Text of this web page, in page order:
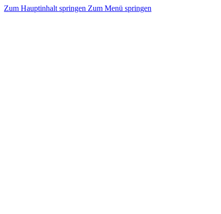
Zum Hauptinhalt springen Zum Menü springen